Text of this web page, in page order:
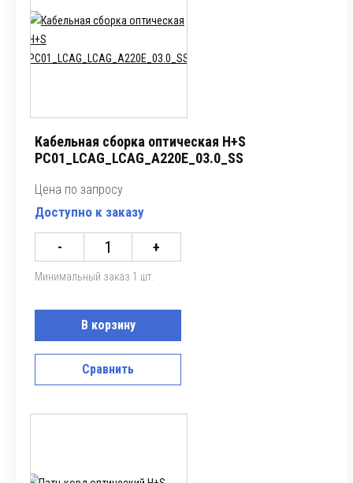
Кабельная сборка оптическая H+S
PC01_LCAG_LCAG_A220E_03.0_SS
Цена по запросу
Доступно к заказу
- +
Минимальный заказ 1 шт.
В корзину
Сравнить